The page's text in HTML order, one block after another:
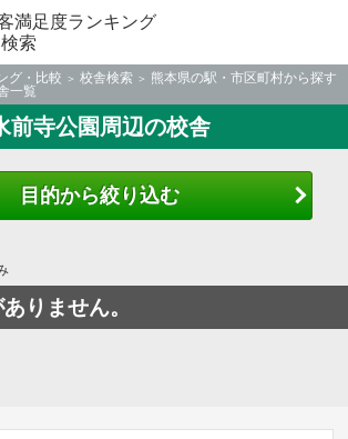
満足度ランキング
索
グ・比較 校舎検索
熊本県の駅・市区町村から探す
一覧
前寺公園周辺の校舎
目的から絞り込む
りません。